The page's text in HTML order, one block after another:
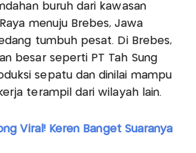
buruh dari kawasan
menuju Brebes, Jawa
tumbuh pesat. Di Brebes,
besar seperti PT Tah Sung
sepatu dan dinilai mampu
terampil dari wilayah lain.
Viral! Keren Banget Suaranya